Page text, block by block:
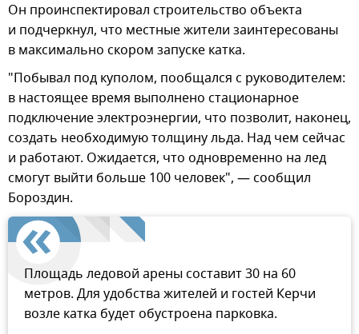
Он проинспектировал строительство объекта
и подчеркнул, что местные жители заинтересованы
в максимально скором запуске катка.
"Побывал под куполом, пообщался с руководителем:
в настоящее время выполнено стационарное
подключение электроэнергии, что позволит, наконец,
создать необходимую толщину льда. Над чем сейчас
и работают. Ожидается, что одновременно на лед
смогут выйти больше 100 человек", — сообщил
Бороздин.
Площадь ледовой арены составит 30 на 60
метров. Для удобства жителей и гостей Керчи
возле катка будет обустроена парковка.